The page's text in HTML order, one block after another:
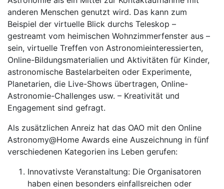
anderen Menschen genutzt wird. Das kann zum
Beispiel der virtuelle Blick durchs Teleskop –
gestreamt vom heimischen Wohnzimmerfenster aus –
sein, virtuelle Treffen von Astronomieinteressierten,
Online-Bildungsmaterialien und Aktivitäten für Kinder,
astronomische Bastelarbeiten oder Experimente,
Planetarien, die Live-Shows übertragen, Online-
Astronomie-Challenges usw. – Kreativität und
Engagement sind gefragt.
Als zusätzlichen Anreiz hat das OAO mit den Online
Astronomy@Home Awards eine Auszeichnung in fünf
verschiedenen Kategorien ins Leben gerufen:
Innovativste Veranstaltung: Die Organisatoren
haben einen besonders einfallsreichen oder